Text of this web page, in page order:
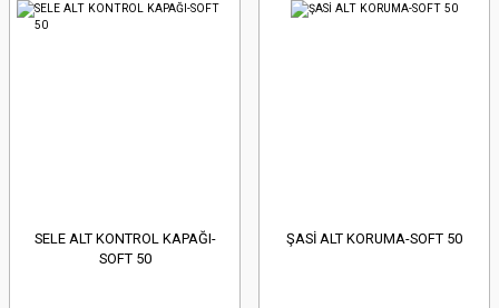
SELE ALT KONTROL KAPAĞI-
SOFT 50
ŞASİ ALT KORUMA-SOFT 50